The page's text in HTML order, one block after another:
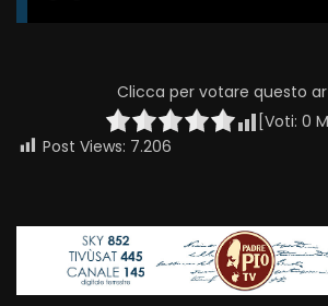
Clicca per votare questo
[Voti: 0
Post Views: 7.206